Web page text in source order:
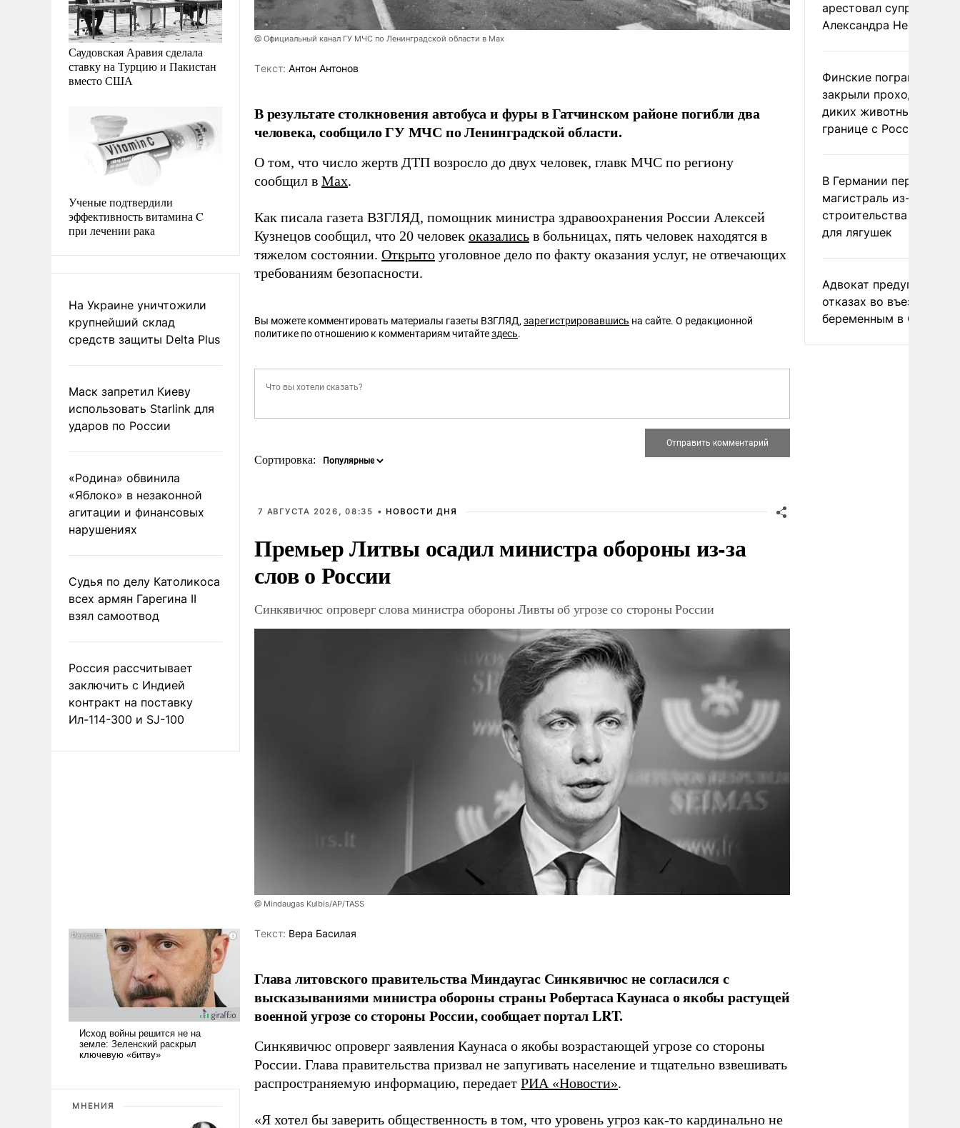
Саудовская Аравия сделала
ставку на Турцию и Пакистан
вместо США
Ученые подтвердили
эффективность витамина C
при лечении рака
На Украине уничтожили
крупнейший склад
средств защиты Delta Plus
Маск запретил Киеву
использовать Starlink для
ударов по России
«Родина» обвинила
«Яблоко» в незаконной
агитации и финансовых
нарушениях
Судья по делу Католикоса
всех армян Гарегина II
взял самоотвод
Россия рассчитывает
заключить с Индией
контракт на поставку
Ил-114-300 и SJ-100
МНЕНИЯ
@ Официальный канал ГУ МЧС по Ленинградской области в Max
Tекст: Антон Антонов
В результате столкновения автобуса и фуры в Гатчинском районе погибли два
человека, сообщило ГУ МЧС по Ленинградской области.
О том, что число жертв ДТП возросло до двух человек, главк МЧС по региону
сообщил в Max.
Как писала газета ВЗГЛЯД, помощник министра здравоохранения России Алексей
Кузнецов сообщил, что 20 человек оказались в больницах, пять человек находятся в
тяжелом состоянии. Открыто уголовное дело по факту оказания услуг, не отвечающих
требованиям безопасности.
Вы можете комментировать материалы газеты ВЗГЛЯД,зарегистрировавшись на сайте. О редакционной
политике по отношению к комментариям читайтездесь.
Сортировка:
7 АВГУСТА 2026, 08:35 • НОВОСТИ ДНЯ
Премьер Литвы осадил министра обороны из-за
слов о России
Синкявичюс опроверг слова министра обороны Ливты об угрозе со стороны России
@ Mindaugas Kulbis/AP/TASS
Tекст: Вера Басилая
Глава литовского правительства Миндаугас Синкявичюс не согласился с
высказываниями министра обороны страны Робертаса Каунаса о якобы растущей
военной угрозе со стороны России, сообщает портал LRT.
Синкявичюс опроверг заявления Каунаса о якобы возрастающей угрозе со стороны
России. Глава правительства призвал не запугивать население и тщательно взвешивать
распространяемую информацию, передает РИА «Новости».
«Я хотел бы заверить общественность в том, что уровень угроз как-то кардинально не
арестовал супругу
Александра Невзорова
Финские пограничники
закрыли проходы для
диких животных на
границе с Россией
В Германии перекрыли
магистраль из-за
строительства
для лягушек
Адвокат предупредил
отказах во въезде
беременным в США